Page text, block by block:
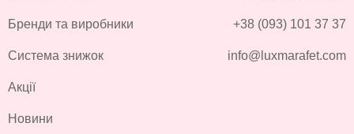
Бренди та виробники
Система знижок
Акції
Новини
+38 (093) 101 37 37
info@luxmarafet.com